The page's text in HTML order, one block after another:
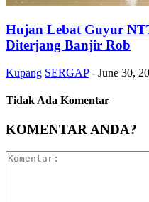
Hujan Lebat Guyur
Diterjang Banjir Rob
Kupang SERGAP - June 30,
Tidak Ada Komentar
KOMENTAR ANDA?